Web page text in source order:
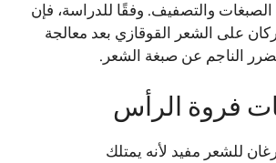
والتصفيف. وفقًا للدراسة، فإن
على الشعر القوقازي بعد معالجة
الناجم عن صبغة الشعر.
فروة الرأس
للشعر مفيد لأنه يمتلك